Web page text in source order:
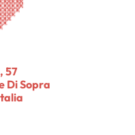
57
Di Sopra